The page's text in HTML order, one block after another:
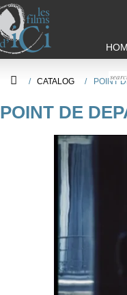
/ CATALOG / POINT
POINT DE